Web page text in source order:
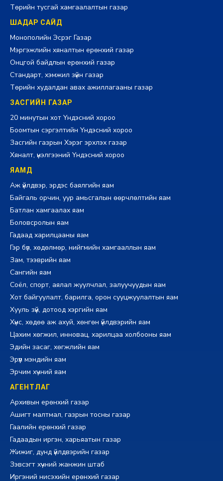
Төрийн тусгай хамгаалалтын газар
ШАДАР САЙД
Монополийн Эсрэг Газар
Мэргэжлийн хяналтын ерөнхий газар
Онцгой байдлын ерөнхий газар
Стандарт, хэмжил зүйн газар
Төрийн худалдан авах ажиллагааны газар
ЗАСГИЙН ГАЗАР
20 минутын хот Үндэсний хороо
Боомтын сэргэлтийн Үндэсний хороо
Засгийн газрын Хэрэг эрхлэх газар
Хяналт, үнэлгээний Үндэсний хороо
ЯАМД
Аж үйлдвэр, эрдэс баялгийн яам
Байгаль орчин, уур амьсгалын өөрчлөлтийн яам
Батлан хамгаалах яам
Боловсролын яам
Гадаад харилцааны яам
Гэр бүл, хөдөлмөр, нийгмийн хамгааллын яам
Зам, тээврийн яам
Сангийн яам
Соёл, спорт, аялал жуулчлал, залуучуудын яам
Хот байгуулалт, барилга, орон сууцжуулалтын яам
Хууль зүй, дотоод хэргийн яам
Хүнс, хөдөө аж ахуй, хөнгөн үйлдвэрийн яам
Цахим хөгжил, инновац, харилцаа холбооны яам
Эдийн засаг, хөгжлийн яам
Эрүүл мэндийн яам
Эрчим хүчний яам
АГЕНТЛАГ
Архивын ерөнхий газар
Ашигт малтмал, газрын тосны газар
Гаалийн ерөнхий газар
Гадаадын иргэн, харьяатын газар
Жижиг, дунд үйлдвэрийн газар
Зэвсэгт хүчний жанжин штаб
Иргэний нисэхийн ерөнхий газар